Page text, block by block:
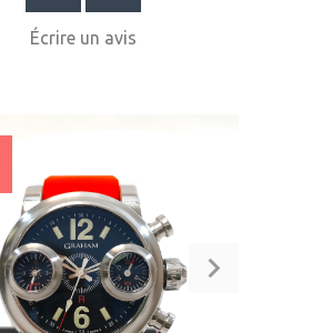
Écrire un avis